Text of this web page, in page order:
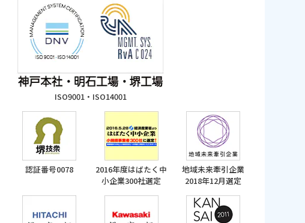
ISO9001・ISO14001
認証番号0078
2016年度はばたく中
小企業300社選定
地域未来牽引企業
2018年12月選定